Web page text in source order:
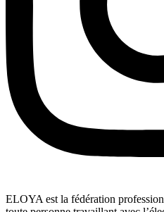
ELOYA est la fédération